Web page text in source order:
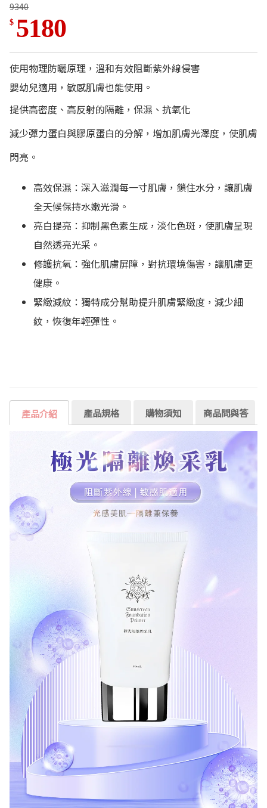
9340
$ 5180
使用物理防曬原理，溫和有效阻斷紫外線侵害
嬰幼兒適用，敏感肌膚也能使用。
提供高密度、高反射的隔離，保濕、抗氧化
減少彈力蛋白與膠原蛋白的分解，增加肌膚光澤度，使肌膚
閃亮。
高效保濕：深入滋潤每一寸肌膚，鎖住水分，讓肌膚
全天候保持水嫩光滑。
亮白提亮：抑制黑色素生成，淡化色斑，使肌膚呈現
自然透亮光采。
修護抗氧：強化肌膚屏障，對抗環境傷害，讓肌膚更
健康。
緊緻減紋：獨特成分幫助提升肌膚緊緻度，減少細
紋，恢復年輕彈性。
產品介紹 產品規格 購物須知 商品問與答